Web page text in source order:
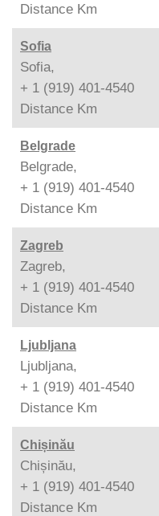
Distance Km
Sofia
Sofia,
+ 1 (919) 401-4540
Distance Km
Belgrade
Belgrade,
+ 1 (919) 401-4540
Distance Km
Zagreb
Zagreb,
+ 1 (919) 401-4540
Distance Km
Ljubljana
Ljubljana,
+ 1 (919) 401-4540
Distance Km
Chișinău
Chișinău,
+ 1 (919) 401-4540
Distance Km